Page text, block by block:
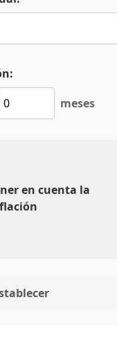
meses
en cuenta la